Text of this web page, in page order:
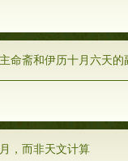
和伊历十月六天的副功斋合
，而非天文计算